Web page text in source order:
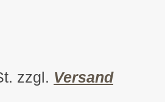
zzgl. Versand